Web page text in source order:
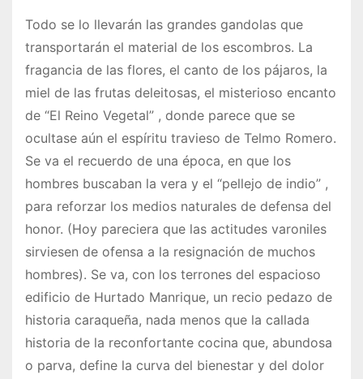
Todo se lo llevarán las grandes gandolas que
transportarán el material de los escombros. La
fragancia de las flores, el canto de los pájaros, la
miel de las frutas deleitosas, el misterioso encanto
de “El Reino Vegetal” , donde parece que se
ocultase aún el espíritu travieso de Telmo Romero.
Se va el recuerdo de una época, en que los
hombres buscaban la vera y el “pellejo de indio” ,
para reforzar los medios naturales de defensa del
honor. (Hoy pareciera que las actitudes varoniles
sirviesen de ofensa a la resignación de muchos
hombres). Se va, con los terrones del espacioso
edificio de Hurtado Manrique, un recio pedazo de
historia caraqueña, nada menos que la callada
historia de la reconfortante cocina que, abundosa
o parva, define la curva del bienestar y del dolor